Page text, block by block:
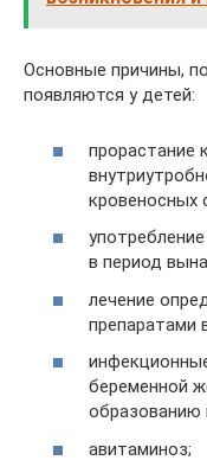
Основные причины,
появляются у детей:
прорастание
кровеносных
в период
лечение
препаратами
беременной
образованию
авитаминоз;